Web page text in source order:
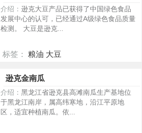
介绍： 逊克大豆产品已获得了中国绿色食品
发展中心的认可，已经通过A级绿色食品质量
检测。 大豆是逊克...
标签： 粮油 大豆
逊克金南瓜
介绍： 黑龙江省逊克县高滩南瓜生产基地位
于黑龙江南岸，属高纬寒地，沿江平原地
区，适宜种植南瓜。依...